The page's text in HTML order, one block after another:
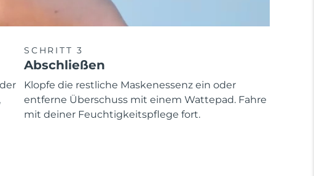
SCHRITT 3
Abschließen
Klopfe die restliche Maskenessenz ein oder
entferne Überschuss mit einem Wattepad. Fahre
mit deiner Feuchtigkeitspflege fort.